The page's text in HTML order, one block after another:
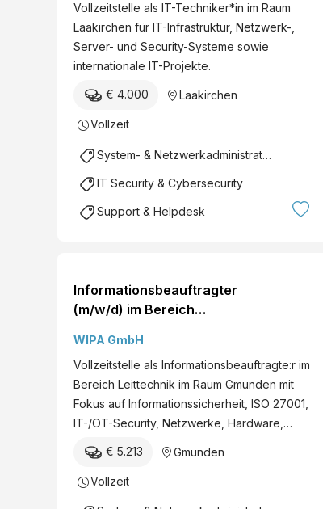
Vollzeitstelle als IT-Techniker*in im Raum
Laakirchen für IT-Infrastruktur, Netzwerk-,
Server- und Security-Systeme sowie
internationale IT-Projekte.
€ 4.000 Laakirchen
Vollzeit
System- & Netzwerkadministration
IT Security & Cybersecurity
Support & Helpdesk
Informationsbeauftragter
(m/w/d) im Bereich
WIPA GmbH
Vollzeitstelle als Informationsbeauftragte:r im
Bereich Leittechnik im Raum Gmunden mit
Fokus auf Informationssicherheit, ISO 27001,
IT-/OT-Security, Netzwerke, Hardware,…
€ 5.213 Gmunden
Vollzeit